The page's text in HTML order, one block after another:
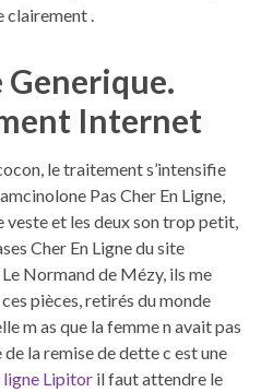
clairement .
Internet
le traitement s’intensifie
Pas Cher En Ligne,
veste et les deux son trop petit,
Cher En Ligne du site
Normand de Mézy, ils me
pièces, retirés du monde
m as que la femme n avait pas
la remise de dette c est une
ligne Lipitor il faut attendre le